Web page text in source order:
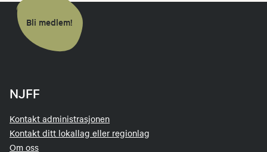
Bli medlem!
NJFF
Kontakt administrasjonen
Kontakt ditt lokallag eller regionlag
Om oss